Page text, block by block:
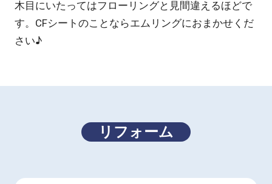
木目にいたってはフローリングと見間違えるほどで
す。CFシートのことならエムリングにおまかせくだ
さい♪
リフォーム